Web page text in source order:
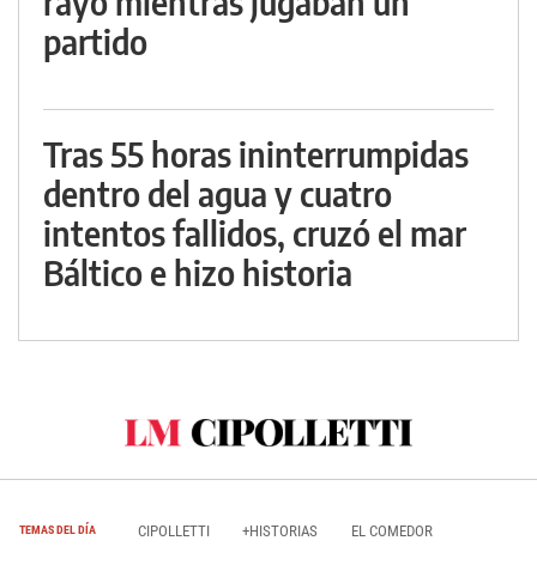
partido
Tras 55 horas ininterrumpidas
dentro del agua y cuatro
intentos fallidos, cruzó el mar
Báltico e hizo historia
TEMAS DEL DÍA CIPOLLETTI +HISTORIAS EL COMEDOR